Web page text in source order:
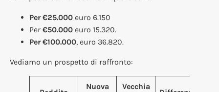
Per €25.000 euro 6.150
Per €50.000 euro 15.320.
Per €100.000, euro 36.820.
Vediamo un prospetto di raffronto:
Nuova Vecchia